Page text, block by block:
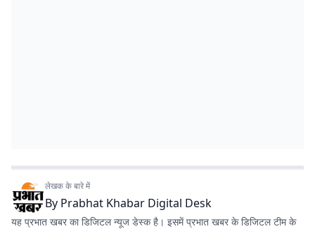
लेखक के बारे में
By Prabhat Khabar Digital Desk
यह प्रभात खबर का डिजिटल न्यूज डेस्क है। इसमें प्रभात खबर के डिजिटल टीम के